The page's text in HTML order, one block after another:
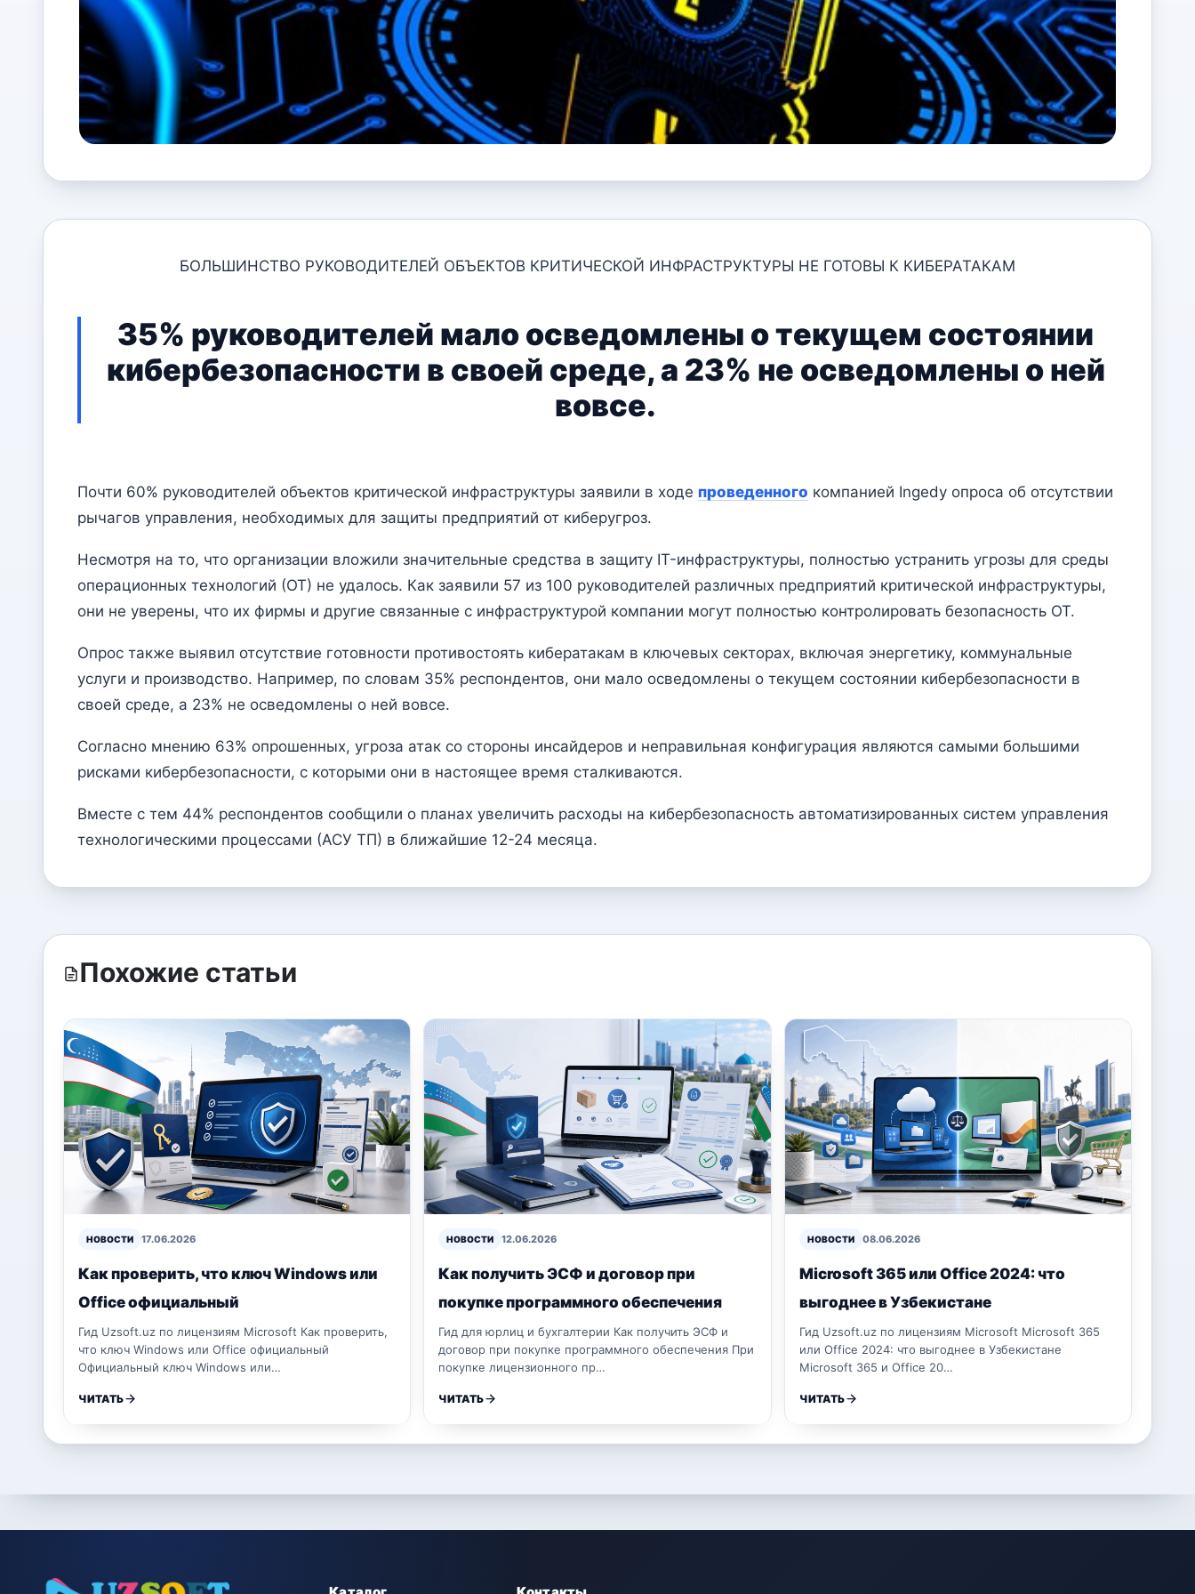
БОЛЬШИНСТВО РУКОВОДИТЕЛЕЙ ОБЪЕКТОВ КРИТИЧЕСКОЙ ИНФРАСТРУКТУРЫ НЕ ГОТОВЫ К КИБЕРАТАКАМ
35% руководителей мало осведомлены о текущем состоянии
кибербезопасности в своей среде, а 23% не осведомлены о ней
вовсе.
Почти 60% руководителей объектов критической инфраструктуры заявили в ходе проведенного компанией Ingedy опроса об отсутствии
рычагов управления, необходимых для защиты предприятий от киберугроз.
Несмотря на то, что организации вложили значительные средства в защиту IT-инфраструктуры, полностью устранить угрозы для среды
операционных технологий (ОТ) не удалось. Как заявили 57 из 100 руководителей различных предприятий критической инфраструктуры,
они не уверены, что их фирмы и другие связанные с инфраструктурой компании могут полностью контролировать безопасность OT.
Опрос также выявил отсутствие готовности противостоять кибератакам в ключевых секторах, включая энергетику, коммунальные
услуги и производство. Например, по словам 35% респондентов, они мало осведомлены о текущем состоянии кибербезопасности в
своей среде, а 23% не осведомлены о ней вовсе.
Согласно мнению 63% опрошенных, угроза атак со стороны инсайдеров и неправильная конфигурация являются самыми большими
рисками кибербезопасности, с которыми они в настоящее время сталкиваются.
Вместе с тем 44% респондентов сообщили о планах увеличить расходы на кибербезопасность автоматизированных систем управления
технологическими процессами (АСУ ТП) в ближайшие 12-24 месяца.
Похожие статьи
НОВОСТИ 17.06.2026
Как проверить, что ключ Windows или
Office официальный
Гид Uzsoft.uz по лицензиям Microsoft Как проверить,
что ключ Windows или Office официальный
Официальный ключ Windows или…
ЧИТАТЬ
НОВОСТИ 12.06.2026
Как получить ЭСФ и договор при
покупке программного обеспечения
Гид для юрлиц и бухгалтерии Как получить ЭСФ и
договор при покупке программного обеспечения При
покупке лицензионного пр…
ЧИТАТЬ
НОВОСТИ 08.06.2026
Microsoft 365 или Office 2024: что
выгоднее в Узбекистане
Гид Uzsoft.uz по лицензиям Microsoft Microsoft 365
или Office 2024: что выгоднее в Узбекистане
Microsoft 365 и Office 20…
ЧИТАТЬ